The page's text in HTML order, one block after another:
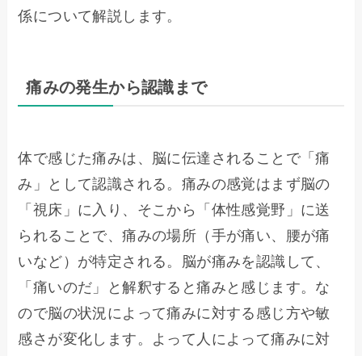
係について解説します。
痛みの発生から認識まで
体で感じた痛みは、脳に伝達されることで「痛
み」として認識される。痛みの感覚はまず脳の
「視床」に入り、そこから「体性感覚野」に送
られることで、痛みの場所（手が痛い、腰が痛
いなど）が特定される。脳が痛みを認識して、
「痛いのだ」と解釈すると痛みと感じます。な
ので脳の状況によって痛みに対する感じ方や敏
感さが変化します。よって人によって痛みに対